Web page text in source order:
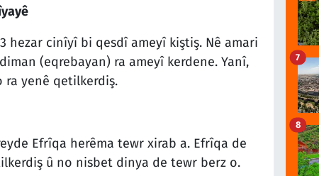
hezar cinîyî bi qesdî ameyî kiştiş. Nê amari
(eqrebayan) ra ameyî kerdene. Yanî,
ra yenê qetilkerdiş.
Efrîqa herêma tewr xirab a. Efrîqa de
û no nisbet dinya de tewr berz o.
7
8